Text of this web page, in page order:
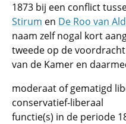
1873 bij een conflict
Stirum en De Roo van
naam zelf nogal kort
tweede op de
van de Kamer en
moderaat of gematigd
conservatief-liberaal
functie(s) in de periode